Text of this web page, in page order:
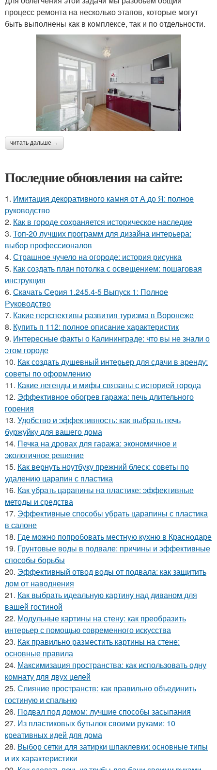
процесс ремонта на несколько этапов, которые могут
быть выполнены как в комплексе, так и по отдельности.
читать дальше →
Последние обновления на сайте:
1. Имитация декоративного камня от А до Я: полное
руководство
2. Как в городе сохраняется историческое наследие
3. Топ-20 лучших программ для дизайна интерьера:
выбор профессионалов
4. Страшное чучело на огороде: история рисунка
5. Как создать план потолка с освещением: пошаговая
инструкция
6. Скачать Серия 1.245.4-5 Выпуск 1: Полное
Руководство
7. Какие перспективы развития туризма в Воронеже
8. Купить п 112: полное описание характеристик
9. Интересные факты о Калининграде: что вы не знали о
этом городе
10. Как создать душевный интерьер для сдачи в аренду:
советы по оформлению
11. Какие легенды и мифы связаны с историей города
12. Эффективное обогрев гаража: печь длительного
горения
13. Удобство и эффективность: как выбрать печь
буржуйку для вашего дома
14. Печка на дровах для гаража: экономичное и
экологичное решение
15. Как вернуть ноутбуку прежний блеск: советы по
удалению царапин с пластика
16. Как убрать царапины на пластике: эффективные
методы и средства
17. Эффективные способы убрать царапины с пластика
в салоне
18. Где можно попробовать местную кухню в Краснодаре
19. Грунтовые воды в подвале: причины и эффективные
способы борьбы
20. Эффективный отвод воды от подвала: как защитить
дом от наводнения
21. Как выбрать идеальную картину над диваном для
вашей гостиной
22. Модульные картины на стену: как преобразить
интерьер с помощью современного искусства
23. Как правильно разместить картины на стене:
основные правила
24. Максимизация пространства: как использовать одну
комнату для двух целей
25. Слияние пространств: как правильно объединить
гостиную и спальню
26. Подвал под домом: лучшие способы засыпания
27. Из пластиковых бутылок своими руками: 10
креативных идей для дома
28. Выбор сетки для затирки шпаклевки: основные типы
и их характеристики